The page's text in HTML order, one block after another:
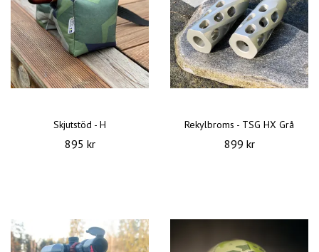
Skjutstöd - H
895 kr
Rekylbroms - TSG HX Grå
899 kr